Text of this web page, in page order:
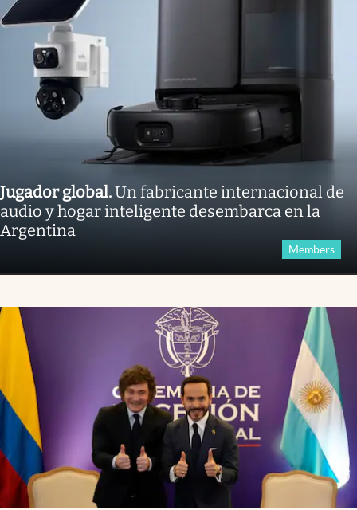
Jugador global.Un fabricante internacional de
audio y hogar inteligente desembarca en la
Argentina
Members